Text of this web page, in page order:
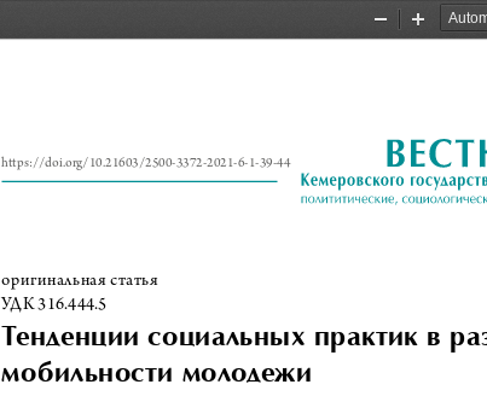
Zoom
Zoom
https://doi.org/10.21603/2500-3372-2021-6-1-39-44
оригинальная статья
УДК 316.444.5
Тенденции социальных практик в
мобильности молодежи